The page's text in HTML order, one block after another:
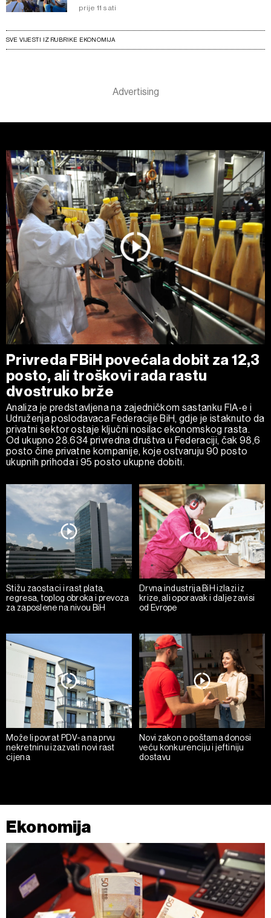
prije 11 sati
SVE VIJESTI IZ RUBRIKE EKONOMIJA
Privreda FBiH povećala dobit za 12,3
posto, ali troškovi rada rastu
dvostruko brže
Analiza je predstavljena na zajedničkom sastanku FIA-e i
Udruženja poslodavaca Federacije BiH, gdje je istaknuto da
privatni sektor ostaje ključni nosilac ekonomskog rasta.
Od ukupno 28.634 privredna društva u Federaciji, čak 98,6
posto čine privatne kompanije, koje ostvaruju 90 posto
ukupnih prihoda i 95 posto ukupne dobiti.
Stižu zaostaci i rast plata,
regresa, toplog obroka i prevoza
za zaposlene na nivou BiH
Drvna industrija BiH izlazi iz
krize, ali oporavak i dalje zavisi
od Evrope
Može li povrat PDV-a na prvu
nekretninu izazvati novi rast
cijena
Novi zakon o poštama donosi
veću konkurenciju i jeftiniju
dostavu
Ekonomija